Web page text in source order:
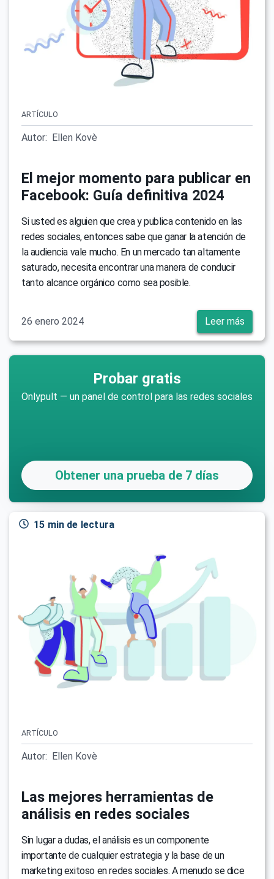
ARTÍCULO
Autor: Ellen Kovè
El mejor momento para publicar en
Facebook: Guía definitiva 2024
Si usted es alguien que crea y publica contenido en las
redes sociales, entonces sabe que ganar la atención de
la audiencia vale mucho. En un mercado tan altamente
saturado, necesita encontrar una manera de conducir
tanto alcance orgánico como sea posible.
26 enero 2024 Leer más
Probar gratis
Onlypult — un panel de control para las redes sociales
Obtener una prueba de 7 días
15 min de lectura
ARTÍCULO
Autor: Ellen Kovè
Las mejores herramientas de
análisis en redes sociales
Sin lugar a dudas, el análisis es un componente
importante de cualquier estrategia y la base de un
marketing exitoso en redes sociales. A menudo se dice